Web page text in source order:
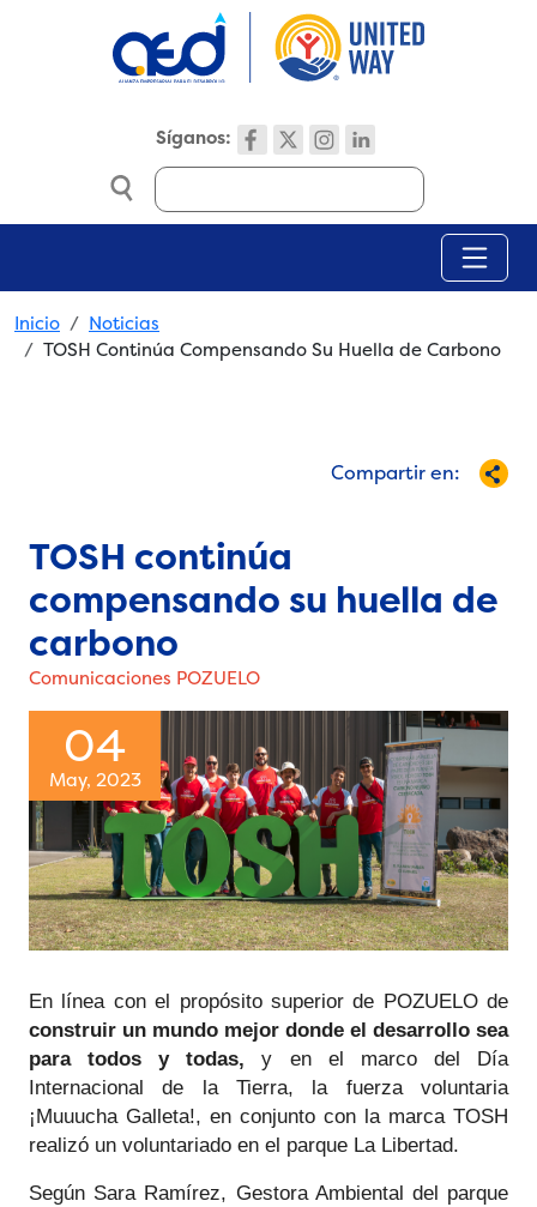
Síganos:
Search
Breadcrumb
Inicio
Noticias
TOSH Continúa Compensando Su Huella de Carbono
Compartir en:
TOSH continúa
compensando su huella de
carbono
Comunicaciones POZUELO
04
May, 2023
En línea con el propósito superior de POZUELO de
construir un mundo mejor donde el desarrollo sea
para todos y todas, y en el marco del Día
Internacional de la Tierra, la fuerza voluntaria
¡Muuucha Galleta!, en conjunto con la marca TOSH
realizó un voluntariado en el parque La Libertad.
Según Sara Ramírez, Gestora Ambiental del parque